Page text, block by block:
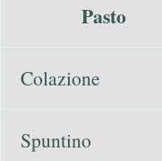
Pasto
Colazione
Spuntino